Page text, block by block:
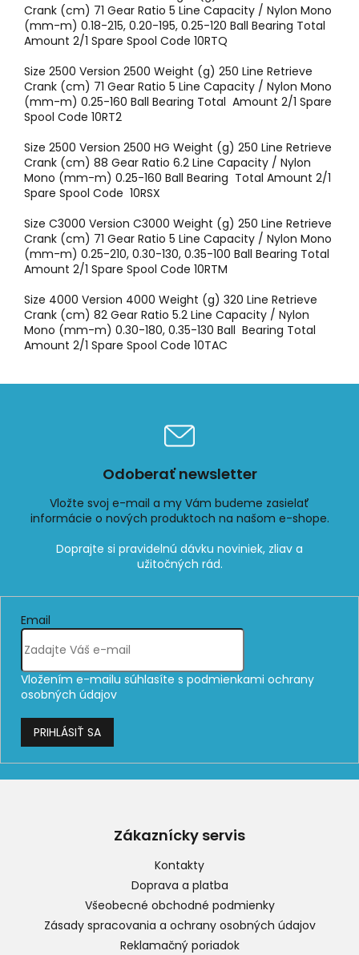
Crank (cm) 71 Gear Ratio 5 Line Capacity / Nylon Mono
(mm-m) 0.18-215, 0.20-195, 0.25-120 Ball Bearing Total
Amount 2/1 Spare Spool Code 10RTQ
Size 2500 Version 2500 Weight (g) 250 Line Retrieve
Crank (cm) 71 Gear Ratio 5 Line Capacity / Nylon Mono
(mm-m) 0.25-160 Ball Bearing Total Amount 2/1 Spare
Spool Code 10RT2
Size 2500 Version 2500 HG Weight (g) 250 Line Retrieve
Crank (cm) 88 Gear Ratio 6.2 Line Capacity / Nylon
Mono (mm-m) 0.25-160 Ball Bearing Total Amount 2/1
Spare Spool Code 10RSX
Size C3000 Version C3000 Weight (g) 250 Line Retrieve
Crank (cm) 71 Gear Ratio 5 Line Capacity / Nylon Mono
(mm-m) 0.25-210, 0.30-130, 0.35-100 Ball Bearing Total
Amount 2/1 Spare Spool Code 10RTM
Size 4000 Version 4000 Weight (g) 320 Line Retrieve
Crank (cm) 82 Gear Ratio 5.2 Line Capacity / Nylon
Mono (mm-m) 0.30-180, 0.35-130 Ball Bearing Total
Amount 2/1 Spare Spool Code 10TAC
Odoberať newsletter
Vložte svoj e-mail a my Vám budeme zasielať
informácie o nových produktoch na našom e-shope.
Email
Vložením e-mailu súhlasíte s podmienkami ochrany
osobných údajov
PRIHLÁSIŤ SA
Zákaznícky servis
Kontakty
Doprava a platba
Všeobecné obchodné podmienky
Zásady spracovania a ochrany osobných údajov
Reklamačný poriadok